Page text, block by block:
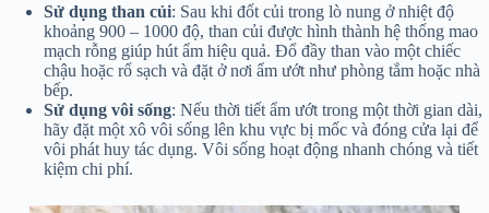
Sử dụng than củi: Sau khi đốt củi trong lò nung ở nhiệt độ
khoảng 900 – 1000 độ, than củi được hình thành hệ thống mao
mạch rỗng giúp hút ẩm hiệu quả. Đổ đầy than vào một chiếc
chậu hoặc rổ sạch và đặt ở nơi ẩm ướt như phòng tắm hoặc nhà
bếp.
Sử dụng vôi sống: Nếu thời tiết ẩm ướt trong một thời gian dài,
hãy đặt một xô vôi sống lên khu vực bị mốc và đóng cửa lại để
vôi phát huy tác dụng. Vôi sống hoạt động nhanh chóng và tiết
kiệm chi phí.